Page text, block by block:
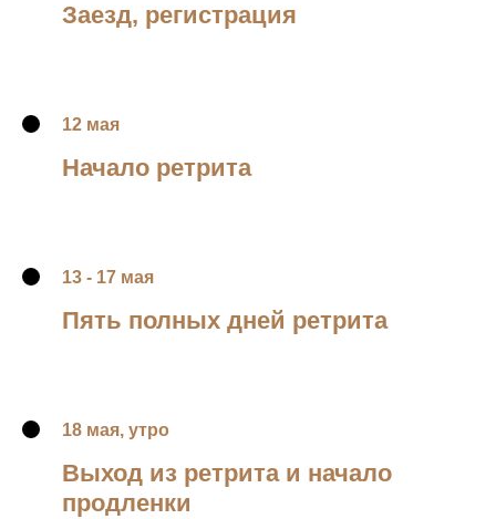
Заезд, регистрация
12 мая
Начало ретрита
13 - 17 мая
Пять полных дней ретрита
18 мая, утро
Выход из ретрита и начало
продленки